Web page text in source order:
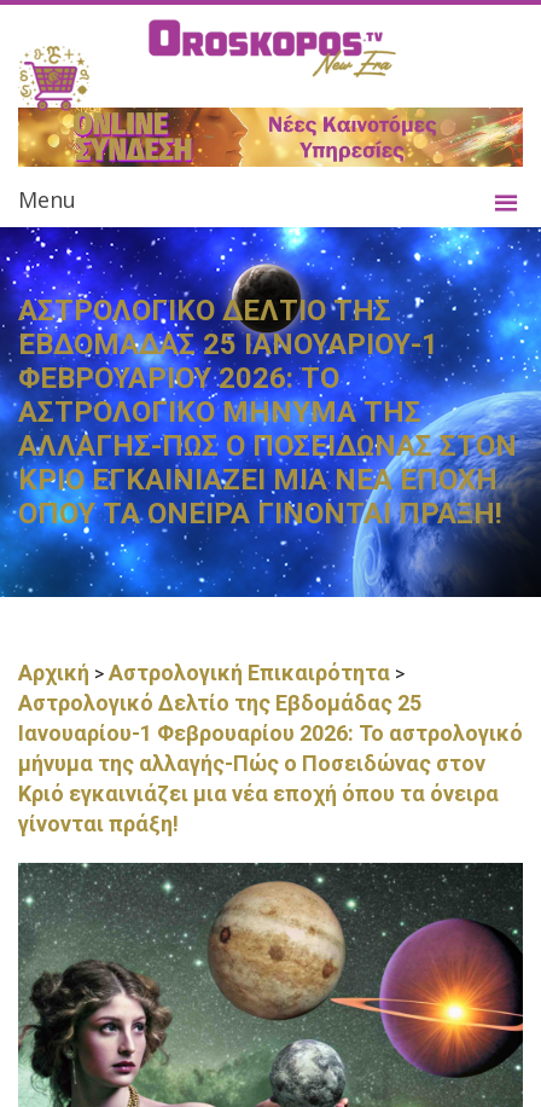
Menu
ΑΣΤΡΟΛΟΓΙΚΟ ΔΕΛΤΙΟ ΤΗΣ
ΕΒΔΟΜΑΔΑΣ 25 ΙΑΝΟΥΑΡΙΟΥ-1
ΦΕΒΡΟΥΑΡΙΟΥ 2026: ΤΟ
ΑΣΤΡΟΛΟΓΙΚΟ ΜΗΝΥΜΑ ΤΗΣ
ΑΛΛΑΓΗΣ-ΠΩΣ Ο ΠΟΣΕΙΔΩΝΑΣ ΣΤΟΝ
ΚΡΙΟ ΕΓΚΑΙΝΙΑΖΕΙ ΜΙΑ ΝΕΑ ΕΠΟΧΗ
ΟΠΟΥ ΤΑ ΟΝΕΙΡΑ ΓΙΝΟΝΤΑΙ ΠΡΑΞΗ!
Αρχική > Αστρολογική Επικαιρότητα >
Αστρολογικό Δελτίο της Εβδομάδας 25
Ιανουαρίου-1 Φεβρουαρίου 2026: Το αστρολογικό
μήνυμα της αλλαγής-Πώς ο Ποσειδώνας στον
Κριό εγκαινιάζει μια νέα εποχή όπου τα όνειρα
γίνονται πράξη!